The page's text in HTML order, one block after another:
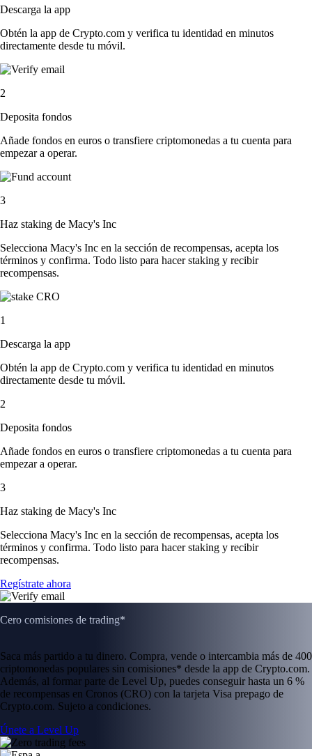
Descarga la app
Obtén la app de Crypto.com y verifica tu identidad en minutos
directamente desde tu móvil.
2
Deposita fondos
Añade fondos en euros o transfiere criptomonedas a tu cuenta para
empezar a operar.
3
Haz staking de Macy's Inc
Selecciona Macy's Inc en la sección de recompensas, acepta los
términos y confirma. Todo listo para hacer staking y recibir
recompensas.
1
Descarga la app
Obtén la app de Crypto.com y verifica tu identidad en minutos
directamente desde tu móvil.
2
Deposita fondos
Añade fondos en euros o transfiere criptomonedas a tu cuenta para
empezar a operar.
3
Haz staking de Macy's Inc
Selecciona Macy's Inc en la sección de recompensas, acepta los
términos y confirma. Todo listo para hacer staking y recibir
recompensas.
Regístrate ahora
Cero comisiones de trading*
Saca más partido a tu dinero. Compra, vende o intercambia más de 400
criptomonedas populares sin comisiones* desde la app de Crypto.com.
Además, al formar parte de Level Up, puedes conseguir hasta un 6 %
de recompensas en Cronos (CRO) con la tarjeta Visa prepago de
Crypto.com. Sujeto a condiciones.
Únete a Level Up